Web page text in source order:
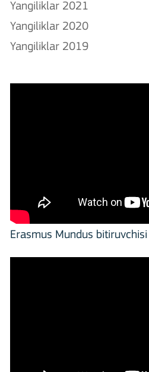
Yangiliklar 2021
Yangiliklar 2020
Yangiliklar 2019
Erasmus Mundus